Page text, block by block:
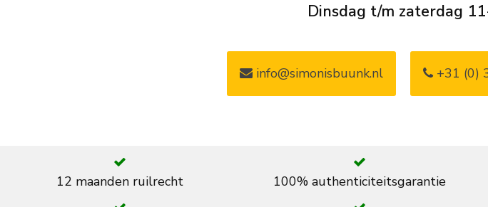
Dinsdag t/m zaterdag
info@simonisbuunk.nl +31 (0)
12 maanden ruilrecht 100% authenticiteitsgarantie